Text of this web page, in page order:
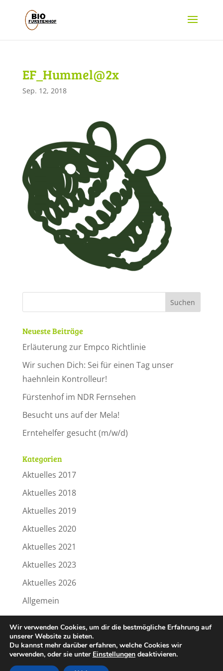
EF_Hummel@2x
Sep. 12, 2018
Neueste Beiträge
Erläuterung zur Empco Richtlinie
Wir suchen Dich: Sei für einen Tag unser
haehnlein Kontrolleur!
Fürstenhof im NDR Fernsehen
Besucht uns auf der Mela!
Erntehelfer gesucht (m/w/d)
Kategorien
Aktuelles 2017
Aktuelles 2018
Aktuelles 2019
Aktuelles 2020
Aktuelles 2021
Aktuelles 2023
Aktuelles 2026
Allgemein
Zur Übersicht
Wir verwenden Cookies, um dir die bestmögliche Erfahrung auf
unserer Website zu bieten.
Du kannst mehr darüber erfahren, welche Cookies wir
verwenden, oder sie unter Einstellungen deaktivieren.